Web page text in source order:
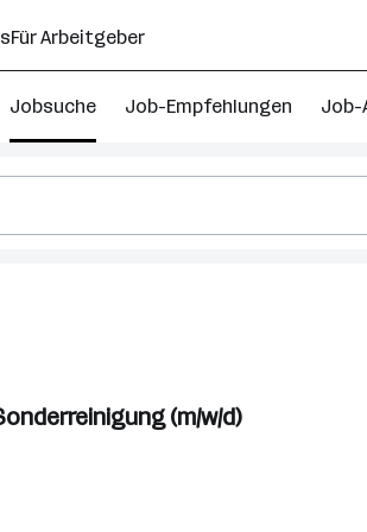
Für Arbeitgeber
Jobsuche Job-Empfehlungen Job-
(m/w/d)